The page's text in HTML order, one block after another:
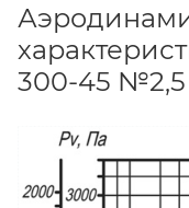
300-45 №2,5